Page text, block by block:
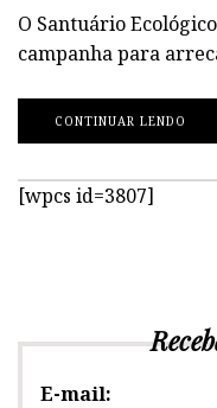
O Santuário
campanha para
CONTINUAR LENDO
[wpcs id=3807]
E-mail: